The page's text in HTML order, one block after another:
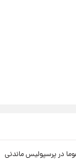
در پرسپولیس ماندنی